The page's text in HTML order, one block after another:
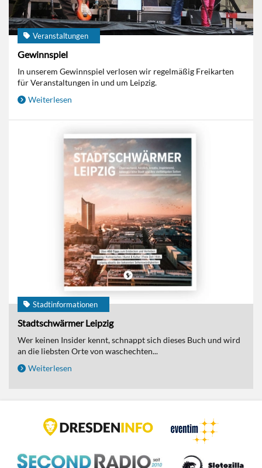
Veranstaltungen
Gewinnspiel
In unserem Gewinnspiel verlosen wir regelmäßig Freikarten
für Veranstaltungen in und um Leipzig.
Weiterlesen
Stadtinformationen
Stadtschwärmer Leipzig
Wer keinen Insider kennt, schnappt sich dieses Buch und wird
an die liebsten Orte von waschechten...
Weiterlesen